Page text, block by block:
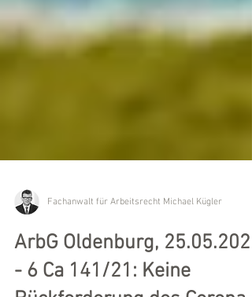
Fachanwalt für Arbeitsrecht Michael Kügler
ArbG Oldenburg, 25.05.2021